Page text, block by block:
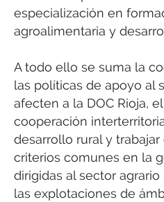
especialización en
agroalimentaria y
A todo ello se suma la
las políticas de apoyo al
afecten a la DOC Rioja,
cooperación
desarrollo rural y
criterios comunes en la
dirigidas al sector
las explotaciones de